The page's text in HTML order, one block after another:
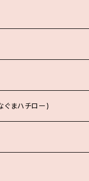
ぐまハチロー)